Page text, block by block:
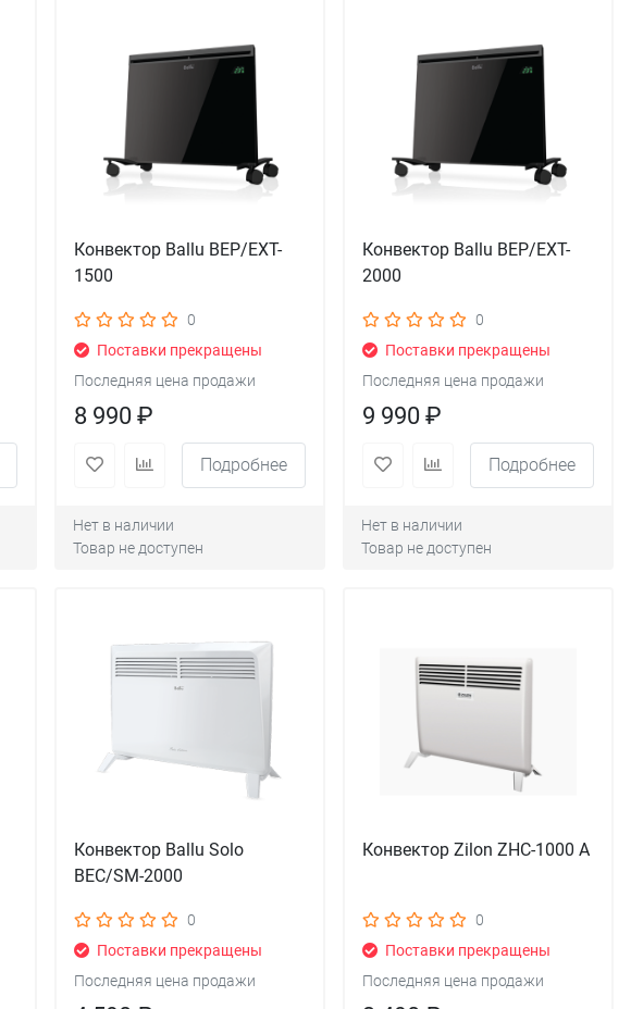
Конвектор Ballu BEP/EXT-
1500
0
Поставки прекращены
Последняя цена продажи
8 990 ₽
Подробнее
Нет в наличии
Товар не доступен
Конвектор Ballu BEP/EXT-
2000
0
Поставки прекращены
Последняя цена продажи
9 990 ₽
Подробнее
Нет в наличии
Товар не доступен
Конвектор Ballu Solo
BEC/SM-2000
0
Поставки прекращены
Последняя цена продажи
Конвектор Zilon ZHC-1000 A
0
Поставки прекращены
Последняя цена продажи